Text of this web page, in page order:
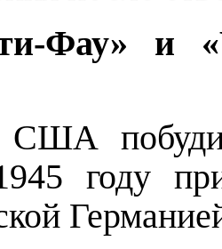
Фау» и «
году